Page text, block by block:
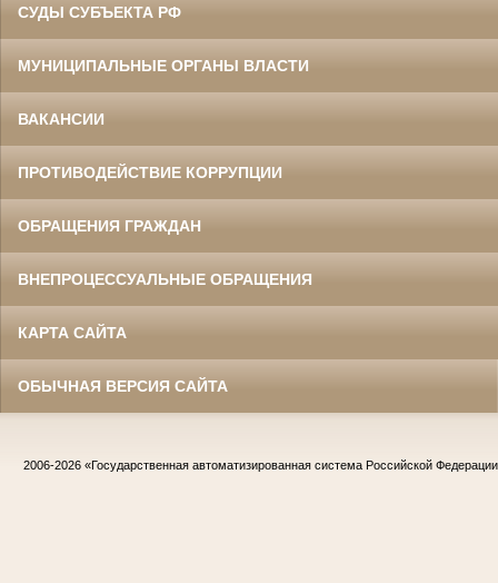
СУДЫ СУБЪЕКТА РФ
МУНИЦИПАЛЬНЫЕ ОРГАНЫ ВЛАСТИ
ВАКАНСИИ
ПРОТИВОДЕЙСТВИЕ КОРРУПЦИИ
ОБРАЩЕНИЯ ГРАЖДАН
ВНЕПРОЦЕССУАЛЬНЫЕ ОБРАЩЕНИЯ
КАРТА САЙТА
ОБЫЧНАЯ ВЕРСИЯ САЙТА
2006-2026 «Государственная автоматизированная система Российской